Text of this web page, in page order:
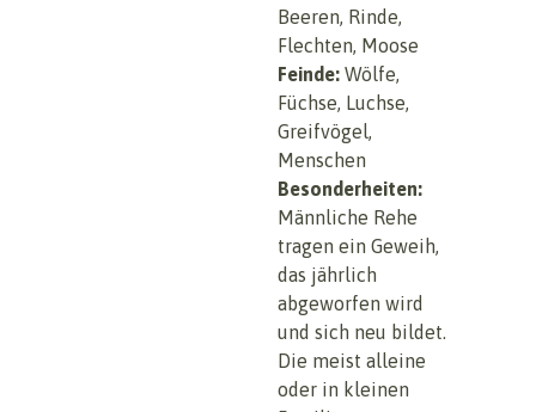
Beeren, Rinde,
Flechten, Moose
Feinde: Wölfe,
Füchse, Luchse,
Greifvögel,
Menschen
Besonderheiten:
Männliche Rehe
tragen ein Geweih,
das jährlich
abgeworfen wird
und sich neu bildet.
Die meist alleine
oder in kleinen